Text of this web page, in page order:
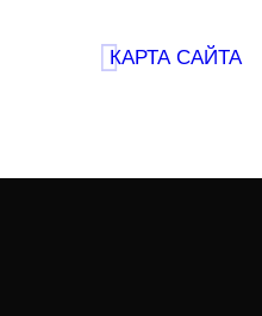
КАРТА САЙТА